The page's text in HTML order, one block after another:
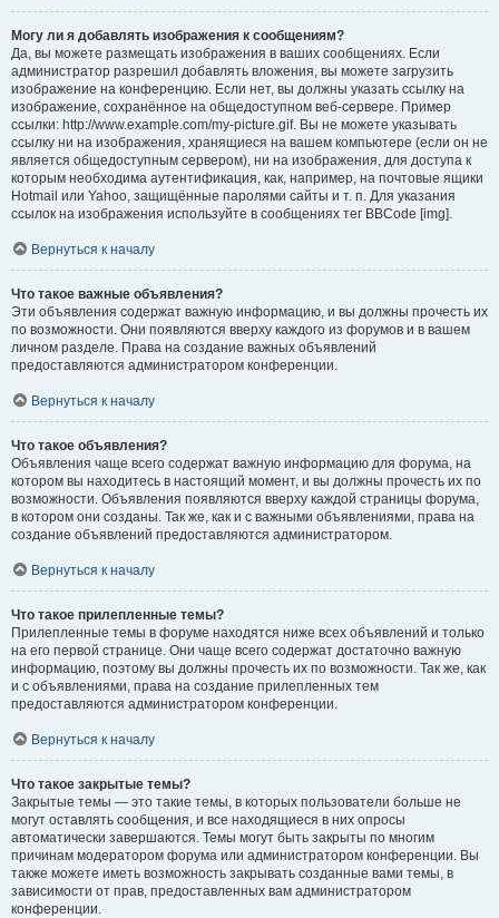
Могу ли я добавлять изображения к сообщениям?
Да, вы можете размещать изображения в ваших сообщениях. Если
администратор разрешил добавлять вложения, вы можете загрузить
изображение на конференцию. Если нет, вы должны указать ссылку на
изображение, сохранённое на общедоступном веб-сервере. Пример
ссылки: http://www.example.com/my-picture.gif. Вы не можете указывать
ссылку ни на изображения, хранящиеся на вашем компьютере (если он не
является общедоступным сервером), ни на изображения, для доступа к
которым необходима аутентификация, как, например, на почтовые ящики
Hotmail или Yahoo, защищённые паролями сайты и т. п. Для указания
ссылок на изображения используйте в сообщениях тег BBCode [img].
Вернуться к началу
Что такое важные объявления?
Эти объявления содержат важную информацию, и вы должны прочесть их
по возможности. Они появляются вверху каждого из форумов и в вашем
личном разделе. Права на создание важных объявлений
предоставляются администратором конференции.
Вернуться к началу
Что такое объявления?
Объявления чаще всего содержат важную информацию для форума, на
котором вы находитесь в настоящий момент, и вы должны прочесть их по
возможности. Объявления появляются вверху каждой страницы форума,
в котором они созданы. Так же, как и с важными объявлениями, права на
создание объявлений предоставляются администратором.
Вернуться к началу
Что такое прилепленные темы?
Прилепленные темы в форуме находятся ниже всех объявлений и только
на его первой странице. Они чаще всего содержат достаточно важную
информацию, поэтому вы должны прочесть их по возможности. Так же, как
и с объявлениями, права на создание прилепленных тем
предоставляются администратором конференции.
Вернуться к началу
Что такое закрытые темы?
Закрытые темы — это такие темы, в которых пользователи больше не
могут оставлять сообщения, и все находящиеся в них опросы
автоматически завершаются. Темы могут быть закрыты по многим
причинам модератором форума или администратором конференции. Вы
также можете иметь возможность закрывать созданные вами темы, в
зависимости от прав, предоставленных вам администратором
конференции.